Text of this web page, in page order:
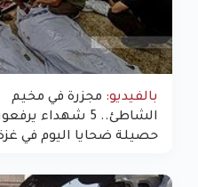
بالفيديو: مجزرة في مخيم
الشاطئ.. 5 شهداء
حصيلة ضحايا اليوم في غزة